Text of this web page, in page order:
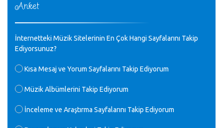
♪
30 yıl sonra karşılaşmak çok güzel Kurtuluş, teveccüh
M.Semih Baylan - 08.01.2023
♪
Değerli Müfit hocama en içten sevgi saygılarımı iletin
yaptım.1994 yılında derginin bu daldaki ödülüne layık
görülmüştüm evde yıllar sonra plaketi buldum hadi bir
de verdiği ödülü değerli hocam arşivinde fotoğraf larımız ile
Anket
İnternetteki Müzik Sitelerinin En Çok Hangi Sayfalarını Takip
Ediyorsunuz?
Kısa Mesaj ve Yorum Sayfalarını Takip Ediyorum
Müzik Albümlerini Takip Ediyorum
İnceleme ve Araştırma Sayfalarını Takip Ediyorum